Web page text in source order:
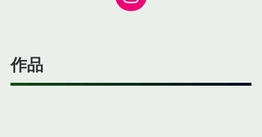
作品